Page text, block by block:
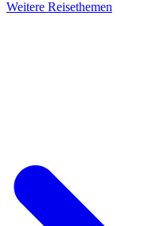
Weitere Reisethemen